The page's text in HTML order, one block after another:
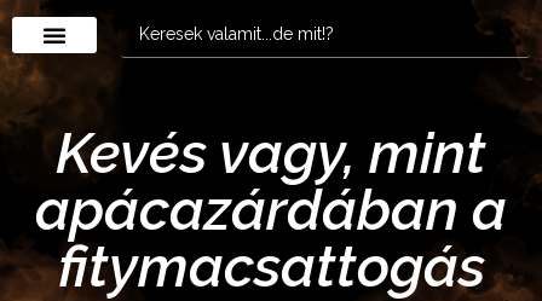
Kevés vagy, mint
apácazárdában a
fitymacsattogás